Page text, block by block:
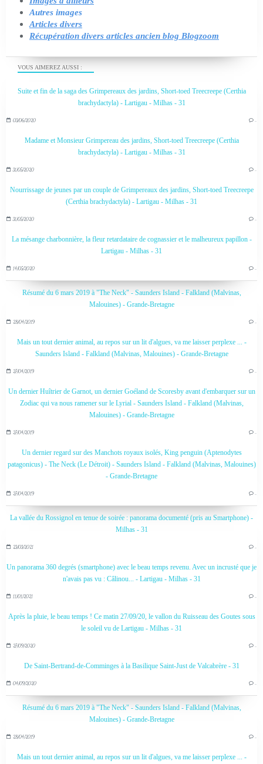
VOUS AIMEREZ AUSSI :
Suite et fin de la saga des Grimpereaux des jardins, Short-toed Treecreepe (Certhia
brachydactyla) - Lartigau - Milhas - 31
03/06/2020 …
Madame et Monsieur Grimpereau des jardins, Short-toed Treecreepe (Certhia
brachydactyla) - Lartigau - Milhas - 31
31/05/2020 …
Nourrissage de jeunes par un couple de Grimpereaux des jardins, Short-toed Treecreepe
(Certhia brachydactyla) - Lartigau - Milhas - 31
31/05/2020 …
La mésange charbonnière, la fleur retardataire de cognassier et le malheureux papillon -
Lartigau - Milhas - 31
14/05/2020 …
Résumé du 6 mars 2019 à "The Neck" - Saunders Island - Falkland (Malvinas,
Malouines) - Grande-Bretagne
28/04/2019 …
Mais un tout dernier animal, au repos sur un lit d'algues, va me laisser perplexe ... -
Saunders Island - Falkland (Malvinas, Malouines) - Grande-Bretagne
27/04/2019 …
Un dernier Huîtrier de Garnot, un dernier Goéland de Scoresby avant d'embarquer sur un
Zodiac qui va nous ramener sur le Lyrial - Saunders Island - Falkland (Malvinas,
Malouines) - Grande-Bretagne
27/04/2019 …
Un dernier regard sur des Manchots royaux isolés, King penguin (Aptenodytes
patagonicus) - The Neck (Le Détroit) - Saunders Island - Falkland (Malvinas, Malouines)
- Grande-Bretagne
27/04/2019 …
La vallée du Rossignol en tenue de soirée : panorama documenté (pris au Smartphone) -
Milhas - 31
23/03/2021 …
Un panorama 360 degrés (smartphone) avec le beau temps revenu. Avec un incrusté que je
n'avais pas vu : Câlinou... - Lartigau - Milhas - 31
11/01/2021 …
Après la pluie, le beau temps ! Ce matin 27/09/20, le vallon du Ruisseau des Goutes sous
le soleil vu de Lartigau - Milhas - 31
27/09/2020 …
De Saint-Bertrand-de-Comminges à la Basilique Saint-Just de Valcabrère - 31
04/09/2020 …
Résumé du 6 mars 2019 à "The Neck" - Saunders Island - Falkland (Malvinas,
Malouines) - Grande-Bretagne
28/04/2019 …
Mais un tout dernier animal, au repos sur un lit d'algues, va me laisser perplexe ... -
Autres images
Articles divers
Récupération divers articles ancien blog Blogzoom